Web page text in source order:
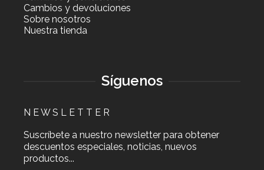
Cambios y devoluciones
Sobre nosotros
Nuestra tienda
Síguenos
N E W S L E T T E R
Suscríbete a nuestro newsletter para obtener
descuentos especiales, noticias, nuevos
productos...